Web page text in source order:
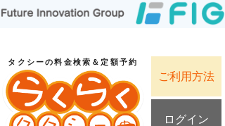
タクシーの料金検索＆定額予約
ご利用方法
ログイン